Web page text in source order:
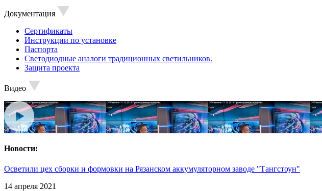
Документация
Сертификаты
Инструкции по установке
Паспорта
Светодиодные аналоги традиционных светильников.
Защита проекта
Видео
Новости:
Осветили цех сборки и формовки на Рязанском аккумуляторном заводе "Тангстоун"
14 апреля 2021